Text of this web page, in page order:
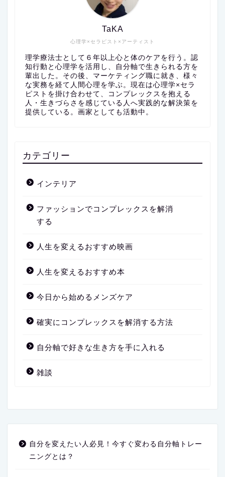
心理学×セラピスト×アーティスト
TaKA
理学療法士として６年以上心と体のケアを行う。認
知行動と心理学を活用し、自分軸で生きられる方を
輩出した。その後、マーケティング職に就き、様々
な実務を経て人間心理を学ぶ。現在は心理学×セラ
ピストを掛け合わせて、コンプレックスを抱える
人・生きづらさを感じている人へ実践的な解決策を
提供している。画家としても活動中。
カテゴリー
インテリア
ファッションでコンプレックスを解消
する
人生を変えるおすすめ映画
人生を変えるおすすめ本
今日から始めるメンズケア
確実にコンプレックスを解消する方法
自分軸で好きな生き方を手に入れる
雑談
自分を変えたい人必見！今すぐ変わる自分軸トレー
ニングとは？